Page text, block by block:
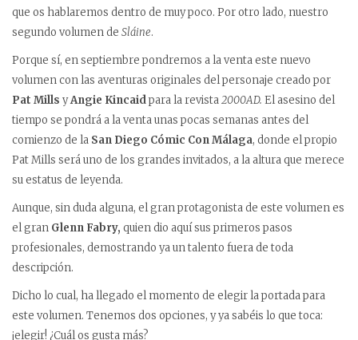
que os hablaremos dentro de muy poco. Por otro lado, nuestro
segundo volumen de Sláine.
Porque sí, en septiembre pondremos a la venta este nuevo
volumen con las aventuras originales del personaje creado por
Pat Mills yAngie Kincaidpara la revista2000AD. El asesino del
tiempo se pondrá a la venta unas pocas semanas antes del
comienzo de la San Diego Cómic Con Málaga, donde el propio
Pat Mills será uno de los grandes invitados, a la altura que merece
su estatus de leyenda.
Aunque, sin duda alguna, el gran protagonista de este volumen es
el gran Glenn Fabry, quien dio aquí sus primeros pasos
profesionales, demostrando ya un talento fuera de toda
descripción.
Dicho lo cual, ha llegado el momento de elegir la portada para
este volumen. Tenemos dos opciones, y ya sabéis lo que toca:
¡elegir! ¿Cuál os gusta más?